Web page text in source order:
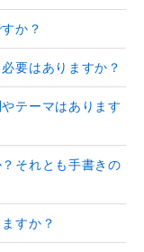
か？
要はありますか？
テーマはあります
それとも手書きの
すか？